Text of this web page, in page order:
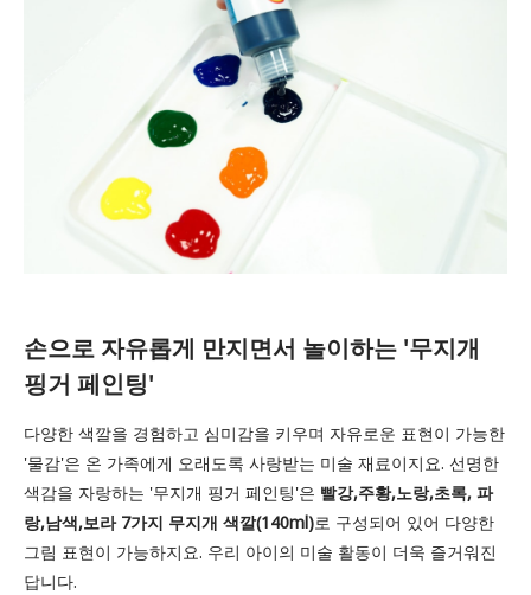
손으로 자유롭게 만지면서 놀이하는 '무지개
핑거 페인팅'
다양한 색깔을 경험하고 심미감을 키우며 자유로운 표현이 가능한
'물감'은 온 가족에게 오래도록 사랑받는 미술 재료이지요. 선명한
색감을 자랑하는 '무지개 핑거 페인팅'은 빨강,주황,노랑,초록, 파
랑,남색,보라 7가지 무지개 색깔(140ml)로 구성되어 있어 다양한
그림 표현이 가능하지요. 우리 아이의 미술 활동이 더욱 즐거워진
답니다.